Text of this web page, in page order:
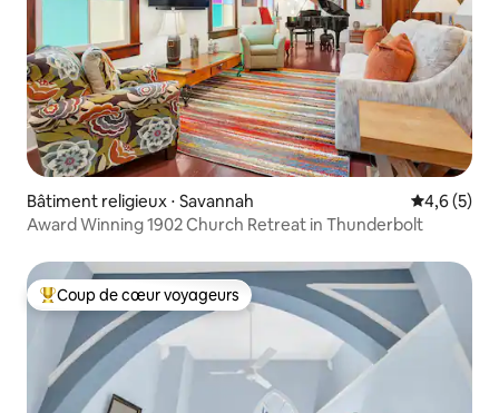
Bâtiment religieux ⋅ Savannah Évaluation
4,6 (5)
Award Winning 1902 Church Retreat in Thunderbolt
Coups de cœur voyageurs les plus appréciés
Coup de cœur voyageurs